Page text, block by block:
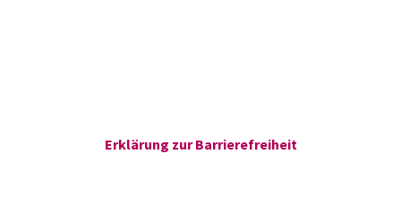
Erklärung zur Barrierefreiheit